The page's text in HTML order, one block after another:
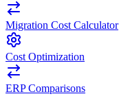
Migration Cost Calculator
Cost Optimization
ERP Comparisons